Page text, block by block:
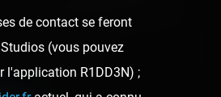
page personnelle
de contact se feront
(vous pouvez
l'application R1DD3N) ;